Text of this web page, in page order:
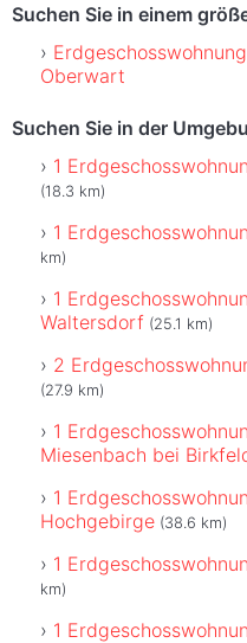
Suchen Sie in einem
Oberwart
Suchen Sie in der
1
(18.3 km)
1
km)
1
Waltersdorf (25.1 km)
2
(27.9 km)
1
Miesenbach bei
1
Hochgebirge (38.6 km)
1
km)
1